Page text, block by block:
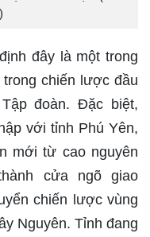
đây là một trong
chiến lược đầu
đoàn. Đặc biệt,
với tỉnh Phú Yên,
mới từ cao nguyên
cửa ngõ giao
chiến lược vùng
Nguyên. Tỉnh đang